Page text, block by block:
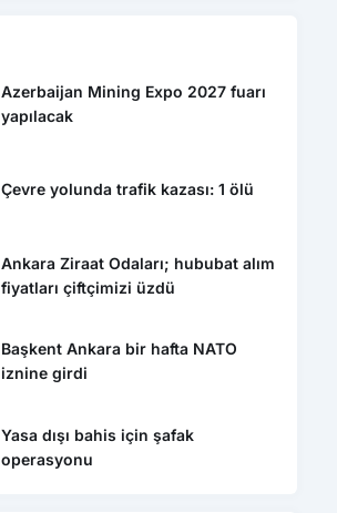
Azerbaijan Mining Expo 2027 fuarı
yapılacak
Çevre yolunda trafik kazası: 1 ölü
Ankara Ziraat Odaları; hububat alım
fiyatları çiftçimizi üzdü
Başkent Ankara bir hafta NATO
iznine girdi
Yasa dışı bahis için şafak
operasyonu